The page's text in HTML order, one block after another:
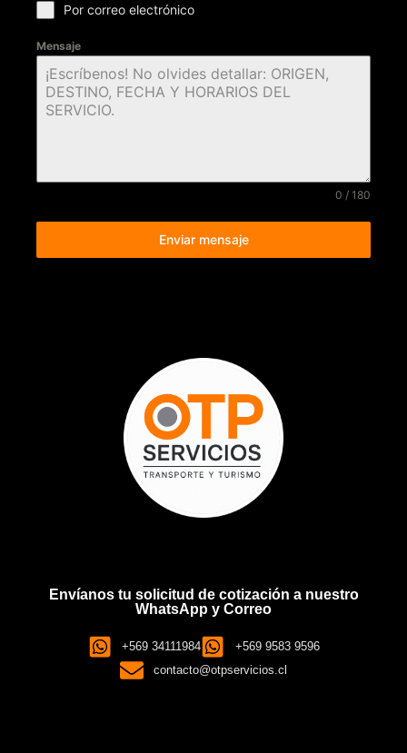
Por correo electrónico
Mensaje
0 / 180
Enviar mensaje
Envíanos tu solicitud de cotización a nuestro
WhatsApp y Correo
+569 34111984
+569 9583 9596
contacto@otpservicios.cl